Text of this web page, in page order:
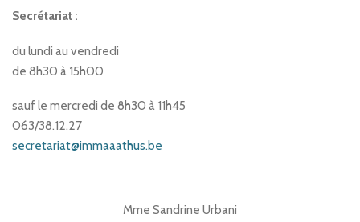
Secrétariat :
du lundi au vendredi
de 8h30 à 15h00
sauf le mercredi de 8h30 à 11h45
063/38.12.27
secretariat@immaaathus.be
Mme Sandrine Urbani